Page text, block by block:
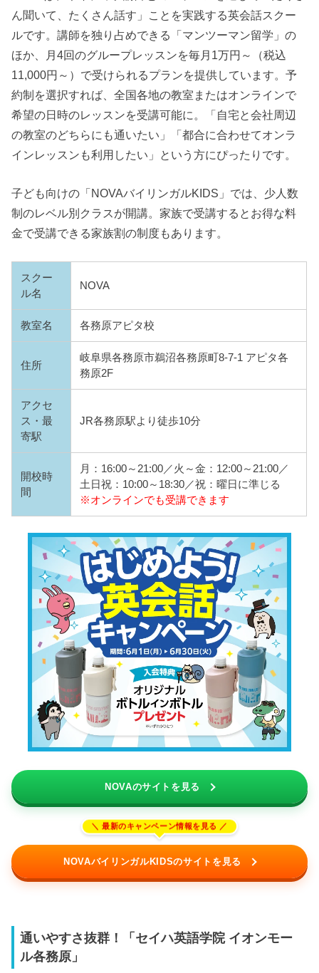
ん聞いて、たくさん話す」ことを実践する英会話スクー
ルです。講師を独り占めできる「マンツーマン留学」の
ほか、月4回のグループレッスンを毎月1万円～（税込
11,000円～）で受けられるプランを提供しています。予
約制を選択すれば、全国各地の教室またはオンラインで
希望の日時のレッスンを受講可能に。「自宅と会社周辺
の教室のどちらにも通いたい」「都合に合わせてオンラ
インレッスンも利用したい」という方にぴったりです。
子ども向けの「NOVAバイリンガルKIDS」では、少人数
制のレベル別クラスが開講。家族で受講するとお得な料
金で受講できる家族割の制度もあります。
スクー
ル名
NOVA
教室名 各務原アピタ校
住所
岐阜県各務原市鵜沼各務原町8-7-1 アピタ各
務原2F
アクセ
ス・最
寄駅
JR各務原駅より徒歩10分
開校時
間
月：16:00～21:00／火～金：12:00～21:00／
土日祝：10:00～18:30／祝：曜日に準じる
※オンラインでも受講できます
NOVAのサイトを見る
NOVAバイリンガルKIDSのサイトを見る
通いやすさ抜群！「セイハ英語学院 イオンモー
ル各務原」